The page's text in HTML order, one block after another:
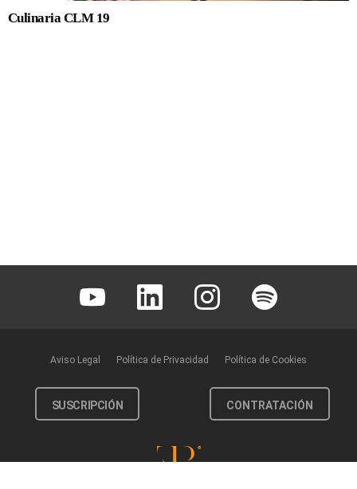
Culinaria CLM 19
Youtube Linkedin Instagram Spotify
Aviso Legal Política de Privacidad Política de Cookies
SUSCRIPCIÓN CONTRATACIÓN